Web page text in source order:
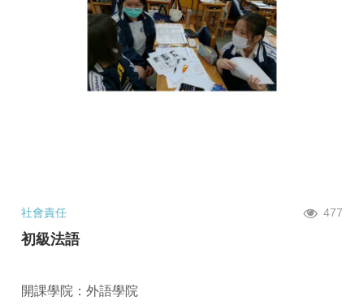
社會責任 477
初級法語
開課學院：外語學院